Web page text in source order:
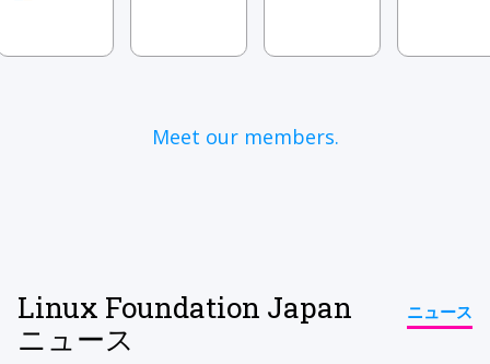
Meet our members.
Linux Foundation Japan
ニュース
ニュース